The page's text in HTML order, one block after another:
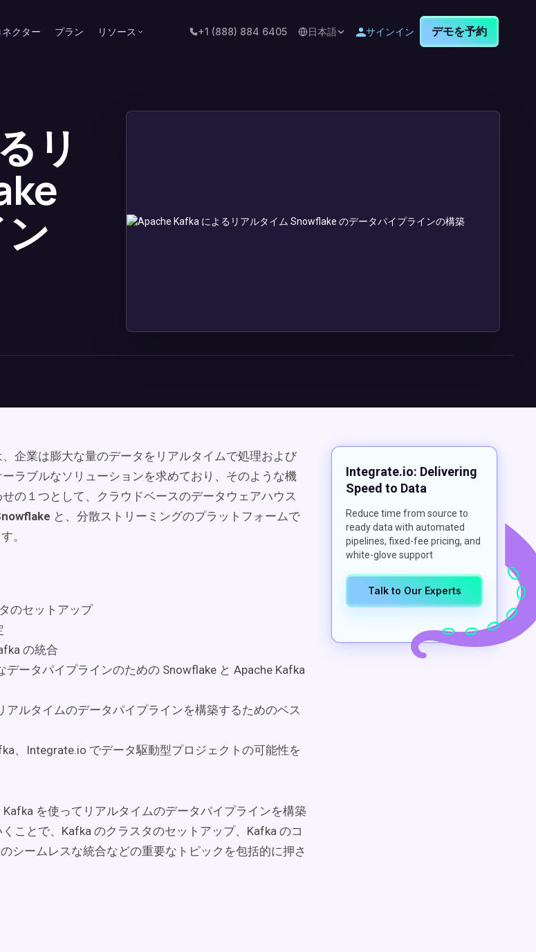
ネクター プラン リソース +1 (888) 884 6405 日本語 サインイン デモを予約
リ
企業は膨大な量のデータをリアルタイムで処理および
ラブルなソリューションを求めており、そのような機
の１つとして、クラウドベースのデータウェアハウス
と、分散ストリーミングのプラットフォームで
。
のセットアップ
の統合
データパイプラインのための Snowflake と Apache Kafka
アルタイムのデータパイプラインを構築するためのベス
、Integrate.io でデータ駆動型プロジェクトの可能性を
を使ってリアルタイムのデータパイプラインを構築
ことで、Kafka のクラスタのセットアップ、Kafka のコ
シームレスな統合などの重要なトピックを包括的に押さ
Integrate.io: Delivering
Speed to Data
Reduce time from source to
ready data with automated
pipelines, fixed-fee pricing, and
white-glove support
Talk to Our Experts